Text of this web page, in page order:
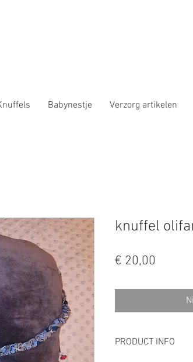
Babynestje Verzorg artikelen
knuffel
€ 20,00
PRODUCT INFO